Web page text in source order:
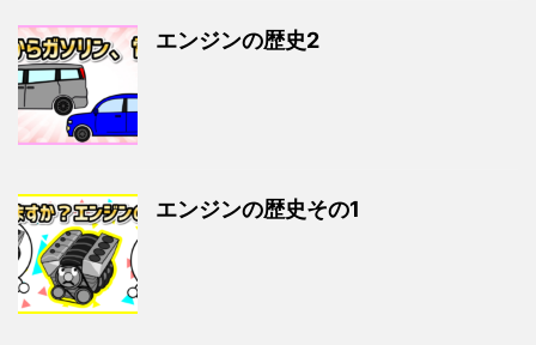
エンジンの歴史2
エンジンの歴史その1